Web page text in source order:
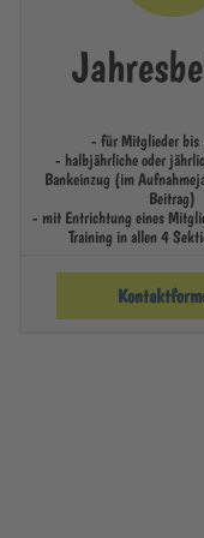
- für Mitglieder bis
- halbjährliche oder
Bankeinzug (im
Beitrag)
- mit Entrichtung eines
Training in allen 4